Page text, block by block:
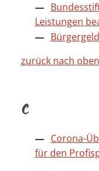
Leistungen
zurück nach oben
C
Corona-
für den